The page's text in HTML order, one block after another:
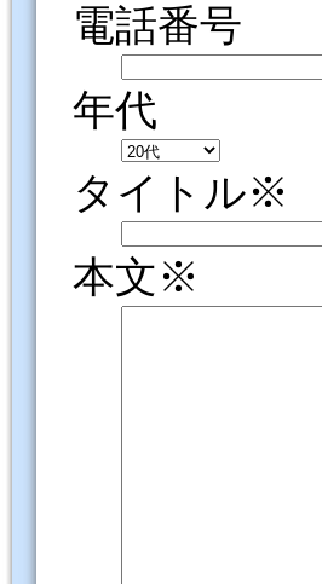
電話番号
年代
タイトル※
本文※